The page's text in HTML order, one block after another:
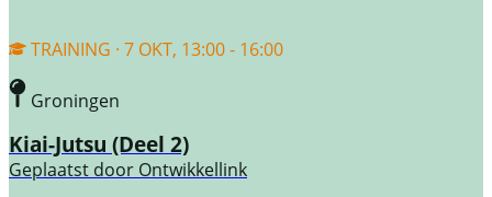
TRAINING · 7 OKT, 13:00 - 16:00
Groningen
Kiai-Jutsu (Deel 2)
Geplaatst door Ontwikkellink